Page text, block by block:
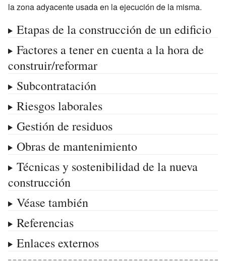
la zona adyacente usada en la ejecución de la misma.
Etapas de la construcción de un edificio
Factores a tener en cuenta a la hora de
construir/reformar
Subcontratación
Riesgos laborales
Gestión de residuos
Obras de mantenimiento
Técnicas y sostenibilidad de la nueva
construcción
Véase también
Referencias
Enlaces externos